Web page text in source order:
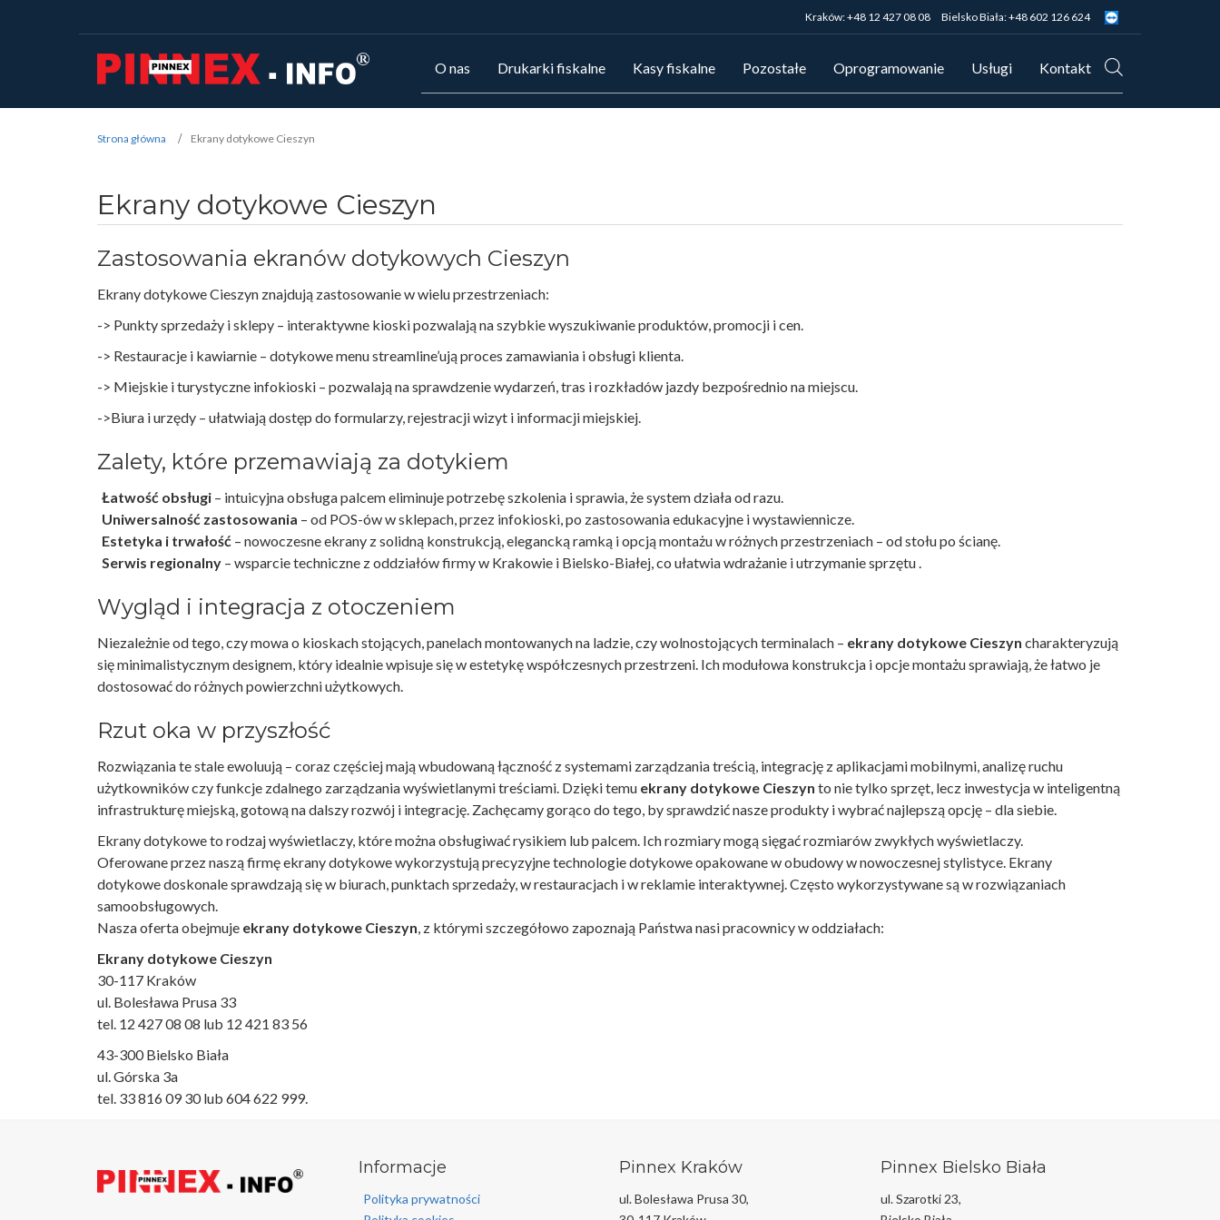
Bielsko Biała: +48 602 126 624
Kraków: +48 12 427 08 08
O nas Drukarki fiskalne Kasy fiskalne Pozostałe Oprogramowanie Usługi Kontakt
Strona główna Ekrany dotykowe Cieszyn
Ekrany dotykowe Cieszyn
Zastosowania ekranów dotykowych Cieszyn
Ekrany dotykowe Cieszyn znajdują zastosowanie w wielu przestrzeniach:
-> Punkty sprzedaży i sklepy – interaktywne kioski pozwalają na szybkie wyszukiwanie produktów, promocji i cen.
-> Restauracje i kawiarnie – dotykowe menu streamline’ują proces zamawiania i obsługi klienta.
-> Miejskie i turystyczne infokioski – pozwalają na sprawdzenie wydarzeń, tras i rozkładów jazdy bezpośrednio na miejscu.
->Biura i urzędy – ułatwiają dostęp do formularzy, rejestracji wizyt i informacji miejskiej.
Zalety, które przemawiają za dotykiem
Łatwość obsługi – intuicyjna obsługa palcem eliminuje potrzebę szkolenia i sprawia, że system działa od razu.
Uniwersalność zastosowania – od POS-ów w sklepach, przez infokioski, po zastosowania edukacyjne i wystawiennicze.
Estetyka i trwałość – nowoczesne ekrany z solidną konstrukcją, elegancką ramką i opcją montażu w różnych przestrzeniach – od stołu po ścianę.
Serwis regionalny – wsparcie techniczne z oddziałów firmy w Krakowie i Bielsko-Białej, co ułatwia wdrażanie i utrzymanie sprzętu .
Wygląd i integracja z otoczeniem
Niezależnie od tego, czy mowa o kioskach stojących, panelach montowanych na ladzie, czy wolnostojących terminalach – ekrany dotykowe Cieszyn charakteryzują
się minimalistycznym designem, który idealnie wpisuje się w estetykę współczesnych przestrzeni. Ich modułowa konstrukcja i opcje montażu sprawiają, że łatwo je
dostosować do różnych powierzchni użytkowych.
Rzut oka w przyszłość
Rozwiązania te stale ewoluują – coraz częściej mają wbudowaną łączność z systemami zarządzania treścią, integrację z aplikacjami mobilnymi, analizę ruchu
użytkowników czy funkcje zdalnego zarządzania wyświetlanymi treściami. Dzięki temu ekrany dotykowe Cieszyn to nie tylko sprzęt, lecz inwestycja w inteligentną
infrastrukturę miejską, gotową na dalszy rozwój i integrację. Zachęcamy gorąco do tego, by sprawdzić nasze produkty i wybrać najlepszą opcję – dla siebie.
Ekrany dotykowe to rodzaj wyświetlaczy, które można obsługiwać rysikiem lub palcem. Ich rozmiary mogą sięgać rozmiarów zwykłych wyświetlaczy.
Oferowane przez naszą firmę ekrany dotykowe wykorzystują precyzyjne technologie dotykowe opakowane w obudowy w nowoczesnej stylistyce. Ekrany
dotykowe doskonale sprawdzają się w biurach, punktach sprzedaży, w restauracjach i w reklamie interaktywnej. Często wykorzystywane są w rozwiązaniach
samoobsługowych.
Nasza oferta obejmuje ekrany dotykowe Cieszyn, z którymi szczegółowo zapoznają Państwa nasi pracownicy w oddziałach:
Ekrany dotykowe Cieszyn
30-117 Kraków
ul. Bolesława Prusa 33
tel. 12 427 08 08 lub 12 421 83 56
43-300Bielsko Biała
ul. Górska 3a
tel. 33 816 09 30 lub 604 622 999.
Informacje
Polityka prywatności
Pinnex Kraków
ul. Bolesława Prusa 30,
Pinnex Bielsko Biała
ul. Szarotki 23,